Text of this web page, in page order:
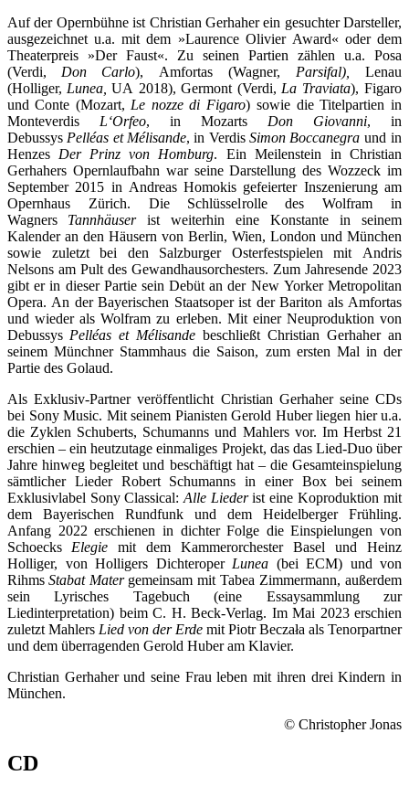
Auf der Opernbühne ist Christian Gerhaher ein gesuchter Darsteller,
ausgezeichnet u.a. mit dem »Laurence Olivier Award« oder dem
Theaterpreis »Der Faust«. Zu seinen Partien zählen u.a. Posa
(Verdi, Don Carlo), Amfortas (Wagner, Parsifal),
Lenau
(Holliger, Lunea, UA 2018), Germont (Verdi, La Traviata), Figaro
und Conte (Mozart, Le nozze di Figaro) sowie die Titelpartien in
Monteverdis L‘Orfeo, in Mozarts Don Giovanni, in
Debussys Pelléas et Mélisande, in Verdis Simon Boccanegra und in
Henzes Der Prinz von Homburg. Ein Meilenstein in Christian
Gerhahers Opernlaufbahn war seine Darstellung des Wozzeck im
September 2015 in Andreas Homokis gefeierter Inszenierung am
Opernhaus Zürich. Die Schlüsselrolle des Wolfram in
Wagners Tannhäuserist weiterhin eine Konstante in seinem
Kalender an den Häusern von Berlin, Wien, London und München
sowie zuletzt bei den Salzburger Osterfestspielen mit Andris
Nelsons am Pult des Gewandhausorchesters. Zum Jahresende 2023
gibt er in dieser Partie sein Debüt an der New Yorker Metropolitan
Opera. An der Bayerischen Staatsoper ist der Bariton als Amfortas
und wieder als Wolfram zu erleben. Mit einer Neuproduktion von
Debussys Pelléas et Mélisande beschließt Christian Gerhaher an
seinem Münchner Stammhaus die Saison, zum ersten Mal in der
Partie des Golaud.
Als Exklusiv-Partner veröffentlicht Christian Gerhaher seine CDs
bei Sony Music. Mit seinem Pianisten Gerold Huber liegen hier u.a.
die Zyklen Schuberts, Schumanns und Mahlers vor. Im Herbst 21
erschien – ein heutzutage einmaliges Projekt, das das Lied-Duo über
Jahre hinweg begleitet und beschäftigt hat – die Gesamteinspielung
sämtlicher Lieder Robert Schumanns in einer Box bei seinem
Exklusivlabel Sony Classical: Alle Liederist eine Koproduktion mit
dem Bayerischen Rundfunk und dem Heidelberger Frühling.
Anfang 2022 erschienen in dichter Folge die Einspielungen von
Schoecks Elegie mit dem Kammerorchester Basel und Heinz
Holliger, von Holligers Dichteroper Lunea (bei ECM) und von
Rihms Stabat Mater gemeinsam mit Tabea Zimmermann, außerdem
sein Lyrisches Tagebuch (eine Essaysammlung zur
Liedinterpretation) beim C. H. Beck-Verlag. Im Mai 2023 erschien
zuletzt Mahlers Lied von der Erde mit Piotr Beczała als Tenorpartner
und dem überragenden Gerold Huber am Klavier.
Christian Gerhaher und seine Frau leben mit ihren drei Kindern in
München.
© Christopher Jonas
CD